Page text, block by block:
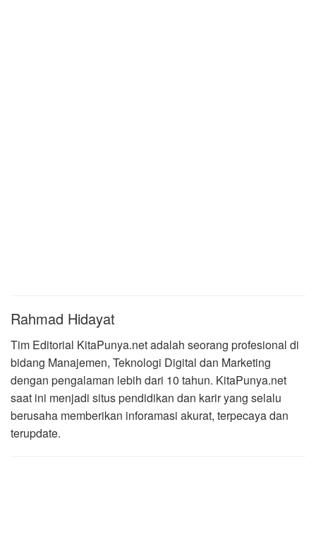
Rahmad Hidayat
Tim Editorial KitaPunya.net adalah seorang profesional di
bidang Manajemen, Teknologi Digital dan Marketing
dengan pengalaman lebih dari 10 tahun. KitaPunya.net
saat ini menjadi situs pendidikan dan karir yang selalu
berusaha memberikan inforamasi akurat, terpecaya dan
terupdate.